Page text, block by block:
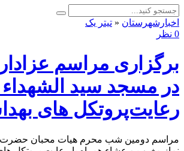
اخبارشهرستان « تیتر یک
0 نظر
برگزاری مراسم
در مسجد سید الشهداء
رعایت‌پروتکل های
مراسم دومین شب محرم هیات محبان حضرت